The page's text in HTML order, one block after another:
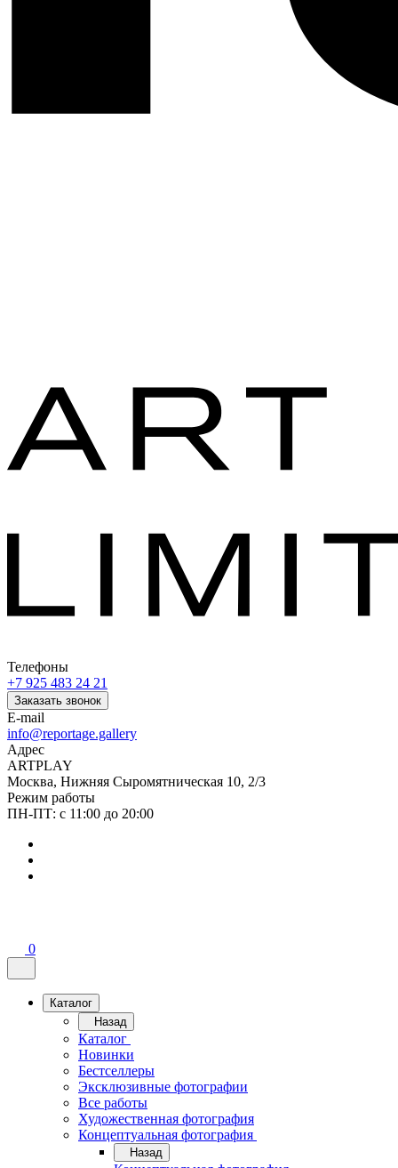
Телефоны
+7 925 483 24 21
Заказать звонок
E-mail
info@reportage.gallery
Адрес
ARTPLAY
Москва, Нижняя Сыромятническая 10, 2/3
Режим работы
ПН-ПТ: с 11:00 до 20:00
0
Каталог
Назад
Каталог
Новинки
Бестселлеры
Эксклюзивные фотографии
Все работы
Художественная фотография
Концептуальная фотография
Назад